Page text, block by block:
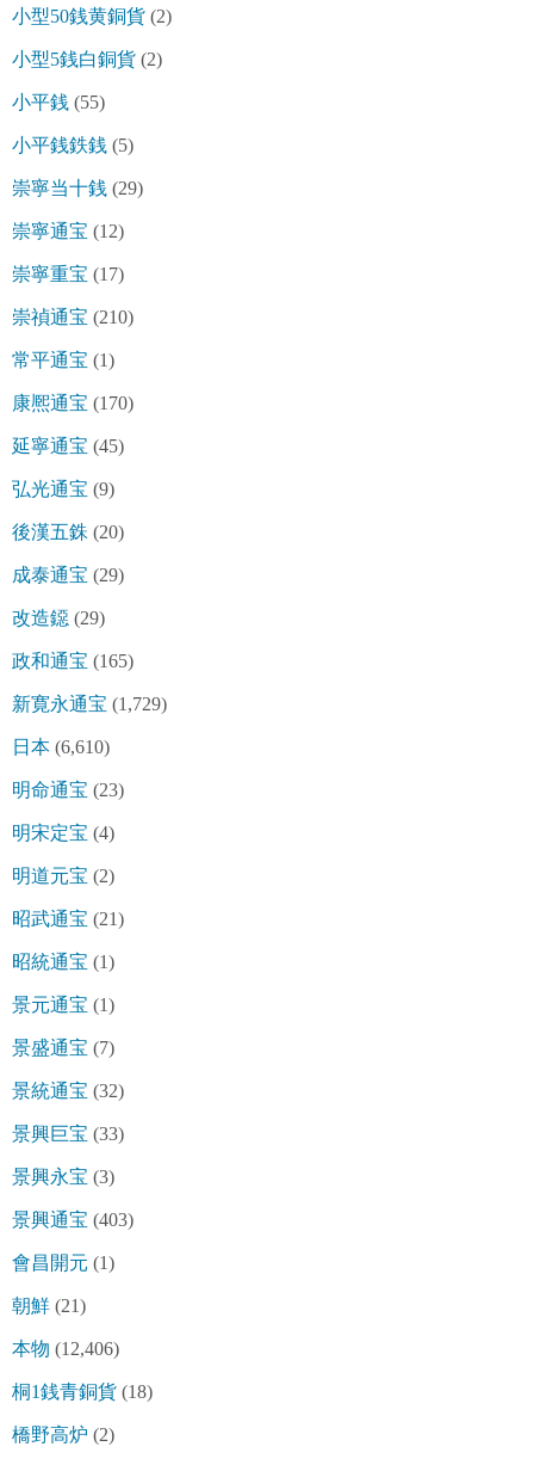
小型50銭黄銅貨 (2)
小型5銭白銅貨 (2)
小平銭 (55)
小平銭鉄銭 (5)
崇寧当十銭 (29)
崇寧通宝 (12)
崇寧重宝 (17)
崇禎通宝 (210)
常平通宝 (1)
康熈通宝 (170)
延寧通宝 (45)
弘光通宝 (9)
後漢五銖 (20)
成泰通宝 (29)
改造鐚 (29)
政和通宝 (165)
新寛永通宝 (1,729)
日本 (6,610)
明命通宝 (23)
明宋定宝 (4)
明道元宝 (2)
昭武通宝 (21)
昭統通宝 (1)
景元通宝 (1)
景盛通宝 (7)
景統通宝 (32)
景興巨宝 (33)
景興永宝 (3)
景興通宝 (403)
會昌開元 (1)
朝鮮 (21)
本物 (12,406)
桐1銭青銅貨 (18)
橋野高炉 (2)